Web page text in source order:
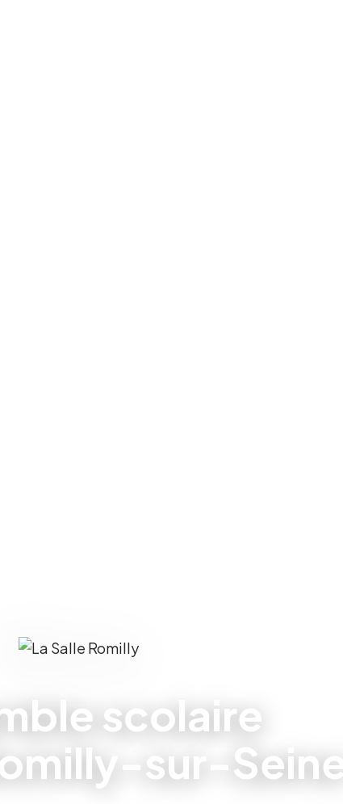
scolaire
sur-Seine